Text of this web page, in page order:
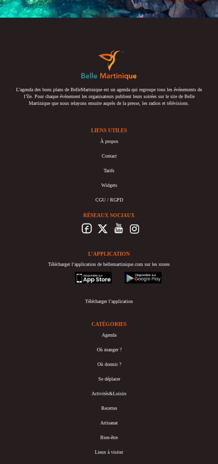
L’agenda des bons plans de BelleMartinique est un agenda qui regroupe tous les événements de
l’île. Pour chaque événement les organisateurs publient leurs soirées sur le site de Belle
Martinique que nous relayons ensuite auprès de la presse, les radios et télévisions.
LIENS UTILES
À propos
Contact
Tarifs
Widgets
CGU / RGPD
RÉSEAUX SOCIAUX
L’APPLICATION
Télécharger l’application de bellemartinique.com sur les stores
appstore
googleplay
Télécharger l’application
CATÉGORIES
Agenda
Où manger ?
Où dormir ?
Se déplacer
Activités&Loisirs
Recettes
Artisanat
Bien-être
Lieux à visiter